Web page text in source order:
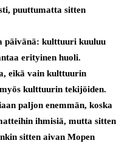
puuttumatta sitten
päivänä: kulttuuri kuuluu
erityinen huoli.
eikä vain kulttuurin
kulttuurin tekijöiden.
paljon enemmän, koska
ihmisiä, mutta sitten
sitten aivan Mopen